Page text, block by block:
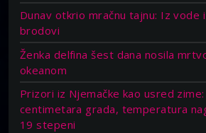
Dunav otkrio mračnu tajnu: Iz vode
brodovi
Ženka delfina šest dana nosila
okeanom
Prizori iz Njemačke kao usred
centimetara grada, temperatura
19 stepeni